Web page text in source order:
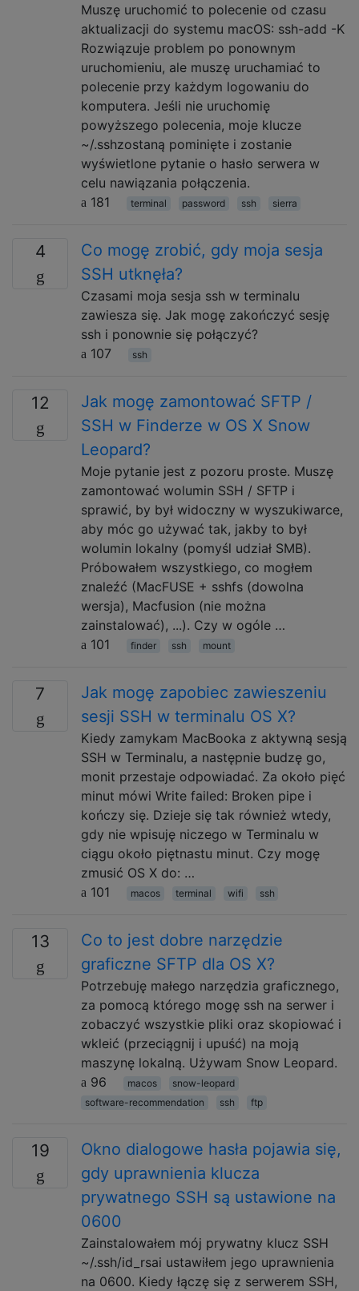
Muszę uruchomić to polecenie od czasu
aktualizacji do systemu macOS: ssh-add -K
Rozwiązuje problem po ponownym
uruchomieniu, ale muszę uruchamiać to
polecenie przy każdym logowaniu do
komputera. Jeśli nie uruchomię
powyższego polecenia, moje klucze
~/.sshzostaną pominięte i zostanie
wyświetlone pytanie o hasło serwera w
celu nawiązania połączenia.
181
terminal password ssh sierra
4
Co mogę zrobić, gdy moja sesja
SSH utknęła?
Czasami moja sesja ssh w terminalu
zawiesza się. Jak mogę zakończyć sesję
ssh i ponownie się połączyć?
107
ssh
12
Jak mogę zamontować SFTP /
SSH w Finderze w OS X Snow
Leopard?
Moje pytanie jest z pozoru proste. Muszę
zamontować wolumin SSH / SFTP i
sprawić, by był widoczny w wyszukiwarce,
aby móc go używać tak, jakby to był
wolumin lokalny (pomyśl udział SMB).
Próbowałem wszystkiego, co mogłem
znaleźć (MacFUSE + sshfs (dowolna
wersja), Macfusion (nie można
zainstalować), ...). Czy w ogóle …
101
finder ssh mount
7
Jak mogę zapobiec zawieszeniu
sesji SSH w terminalu OS X?
Kiedy zamykam MacBooka z aktywną sesją
SSH w Terminalu, a następnie budzę go,
monit przestaje odpowiadać. Za około pięć
minut mówi Write failed: Broken pipe i
kończy się. Dzieje się tak również wtedy,
gdy nie wpisuję niczego w Terminalu w
ciągu około piętnastu minut. Czy mogę
zmusić OS X do: …
101
macos terminal wifi ssh
13
Co to jest dobre narzędzie
graficzne SFTP dla OS X?
Potrzebuję małego narzędzia graficznego,
za pomocą którego mogę ssh na serwer i
zobaczyć wszystkie pliki oraz skopiować i
wkleić (przeciągnij i upuść) na moją
maszynę lokalną. Używam Snow Leopard.
96
macos
snow-leopard
software-recommendation
ssh ftp
19
Okno dialogowe hasła pojawia się,
gdy uprawnienia klucza
prywatnego SSH są ustawione na
0600
Zainstalowałem mój prywatny klucz SSH
~/.ssh/id_rsai ustawiłem jego uprawnienia
na 0600. Kiedy łączę się z serwerem SSH,